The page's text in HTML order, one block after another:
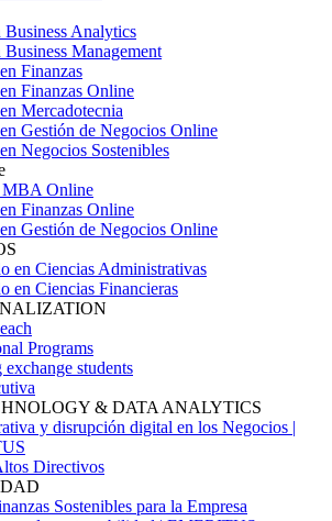
Business Analytics
Management
Finanzas
Finanzas Online
Mercadotecnia
Gestión de Negocios Online
Negocios Sostenibles
Online
Finanzas Online
Gestión de Negocios Online
en Ciencias Administrativas
en Ciencias Financieras
Programs
students
& DATA ANALYTICS
y disrupción digital en los Negocios |
Directivos
Sostenibles para la Empresa